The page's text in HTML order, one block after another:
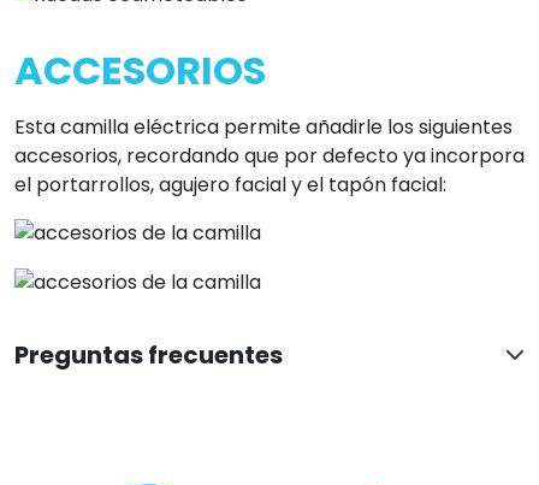
ACCESORIOS
Esta camilla eléctrica permite añadirle los siguientes
accesorios, recordando que por defecto ya incorpora
el portarrollos, agujero facial y el tapón facial:
Preguntas frecuentes